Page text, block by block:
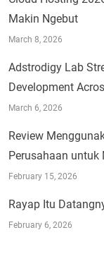
Makin Ngebut
March 8, 2026
Adstrodigy Lab
Development
March 6, 2026
Review
Perusahaan untuk
February 15, 2026
Rayap Itu
February 6, 2026